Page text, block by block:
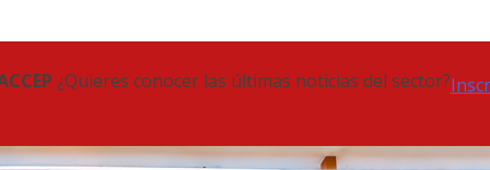
¿Quieres conocer las últimas noticias del sector?